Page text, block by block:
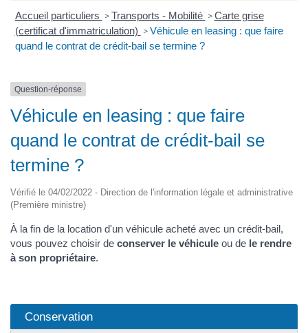
Accueil particuliers > Transports - Mobilité > Carte grise
(certificat d'immatriculation) > Véhicule en leasing : que faire
quand le contrat de crédit-bail se termine ?
Question-réponse
Véhicule en leasing : que faire
quand le contrat de crédit-bail se
termine ?
Vérifié le 04/02/2022 - Direction de l'information légale et administrative
(Première ministre)
À la fin de la location d'un véhicule acheté avec un crédit-bail,
vous pouvez choisir de conserver le véhicule ou de le rendre
à son propriétaire.
Conservation